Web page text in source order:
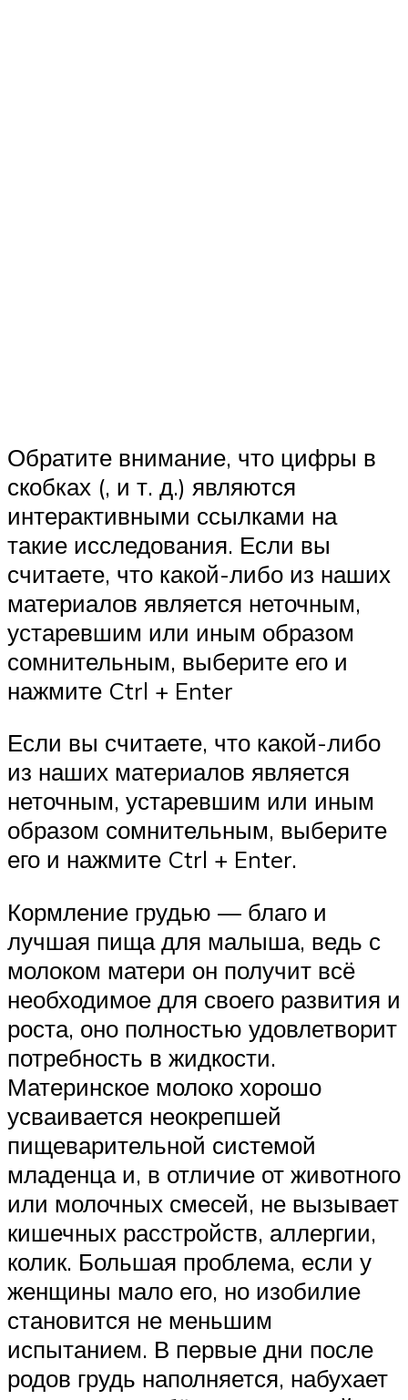
Обратите внимание, что цифры в
скобках (, и т. д.) являются
интерактивными ссылками на
такие исследования. Если вы
считаете, что какой-либо из наших
материалов является неточным,
устаревшим или иным образом
сомнительным, выберите его и
нажмите Ctrl + Enter
Если вы считаете, что какой-либо
из наших материалов является
неточным, устаревшим или иным
образом сомнительным, выберите
его и нажмите Ctrl + Enter.
Кормление грудью — благо и
лучшая пища для малыша, ведь с
молоком матери он получит всё
необходимое для своего развития и
роста, оно полностью удовлетворит
потребность в жидкости.
Материнское молоко хорошо
усваивается неокрепшей
пищеварительной системой
младенца и, в отличие от животного
или молочных смесей, не вызывает
кишечных расстройств, аллергии,
колик. Большая проблема, если у
женщины мало его, но изобилие
становится не меньшим
испытанием. В первые дни после
родов грудь наполняется, набухает